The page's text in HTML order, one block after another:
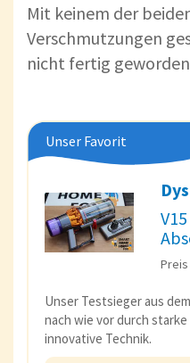
Mit keinem der
Verschmutzungen
nicht fertig
Unser Favorit
Preis
Unser Testsieger aus
nach wie vor durch
innovative Technik.